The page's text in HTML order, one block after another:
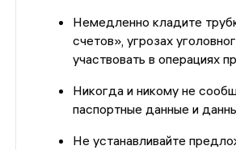
Немедленно кладите
счетов», угрозах
участвовать в операциях
Никогда и никому не
паспортные данные и
Не устанавливайте